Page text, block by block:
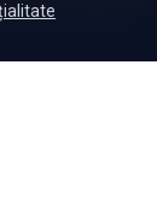
Raja Ek Thi Rani